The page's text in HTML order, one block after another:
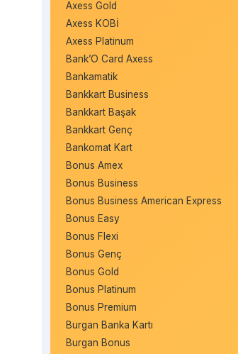
Axess Gold
Axess KOBİ
Axess Platinum
Bank’O Card Axess
Bankamatik
Bankkart Business
Bankkart Başak
Bankkart Genç
Bankomat Kart
Bonus Amex
Bonus Business
Bonus Business American Express
Bonus Easy
Bonus Flexi
Bonus Genç
Bonus Gold
Bonus Platinum
Bonus Premium
Burgan Banka Kartı
Burgan Bonus